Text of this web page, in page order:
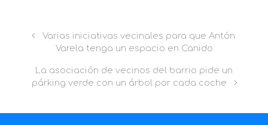
Varias iniciativas vecinales para que Antón
Varela tenga un espacio en Canido
La asociación de vecinos del barrio pide un
párking verde con un árbol por cada coche